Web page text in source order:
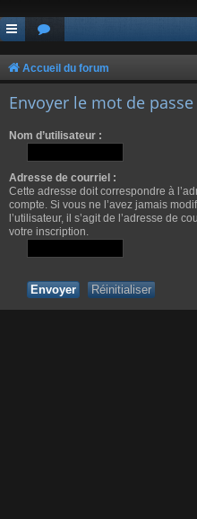
Accueil du forum
Envoyer le mot de passe
Nom d’utilisateur :
Adresse de courriel :
Cette adresse doit correspondre à
compte. Si vous ne l’avez jamais
l’utilisateur, il s’agit de l’adresse de
votre inscription.